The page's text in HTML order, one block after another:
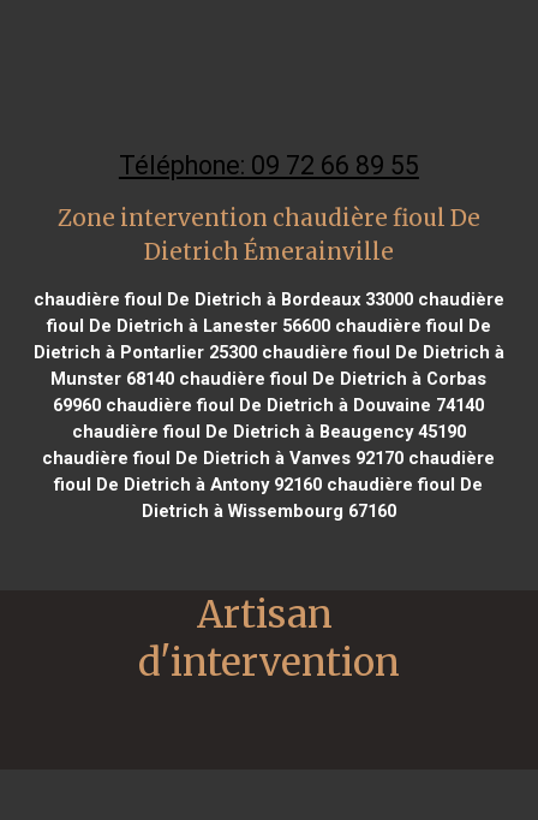
Téléphone: 09 72 66 89 55
Zone intervention chaudière fioul De
Dietrich Émerainville
chaudière fioul De Dietrich à Bordeaux 33000chaudière
fioul De Dietrich à Lanester 56600chaudière fioul De
Dietrich à Pontarlier 25300chaudière fioul De Dietrich à
Munster 68140 chaudière fioul De Dietrich à Corbas
69960 chaudière fioul De Dietrich à Douvaine 74140
chaudière fioul De Dietrich à Beaugency 45190
chaudière fioul De Dietrich à Vanves 92170 chaudière
fioul De Dietrich à Antony 92160 chaudière fioul De
Dietrich à Wissembourg 67160
Artisan
d'intervention